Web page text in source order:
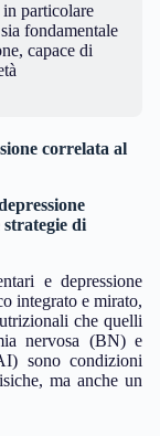
particolare
fondamentale
capace di
correlata al
strategie di
e depressione
integrato e mirato,
che quelli
nervosa (BN) e
sono condizioni
ma anche un